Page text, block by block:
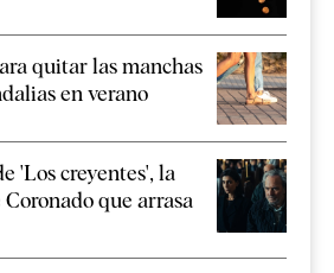
quitar las manchas
en verano
'Los creyentes', la
que arrasa